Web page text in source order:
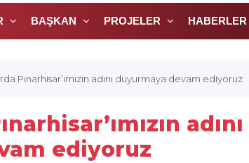
BAŞKAN PROJELER HABERLER
Pınarhisar’ımızın adını duyurmaya devam ediyoruz
adını
ediyoruz